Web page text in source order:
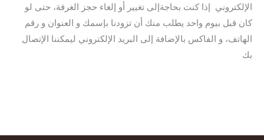
الإلكتروني إذا كنت بحاجةإلى تغيير أو إلغاء حجز الغرفة، حتى لو
كان قبل بيوم واحد يطلب منك أن تزودنا بإسمك و العنوان و رقم
الهاتف، و الفاكس بالإضافة إلى البريد الإلكتروني ليمكننا الإتصال
بك